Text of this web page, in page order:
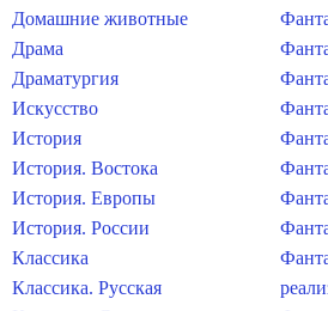
Домашние животные
Драма
Драматургия
Искусство
История
История. Востока
История. Европы
История. России
Классика
Классика. Русская